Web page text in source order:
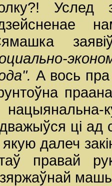
Услед
А вось
нацыянальна-
ці ад
далеч
правай